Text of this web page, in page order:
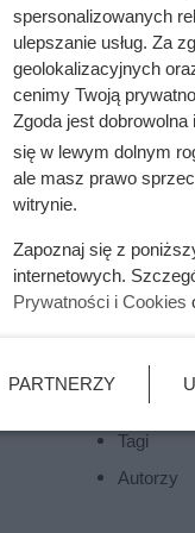
dotyczące
Artykuły
Tagi
Autorzy
spersonalizowanych
ulepszanie usług. Za
geolokalizacyjnych
cenimy Twoją
Zgoda jest
się w lewym dolnym
ale masz prawo
witrynie.
Zapoznaj się z
internetowych.
Prywatności i Cookies
PARTNERZY